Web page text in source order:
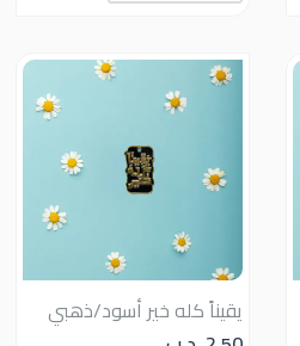
يقيناً كله خير أسود/ذهبي